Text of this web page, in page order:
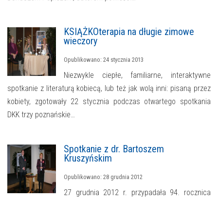
KSIĄŻKOterapia na długie zimowe
wieczory
Opublikowano: 24 stycznia 2013
Niezwykle ciepłe, familiarne, interaktywne
spotkanie z literaturą kobiecą, lub też jak wolą inni: pisaną przez
kobiety, zgotowały 22 stycznia podczas otwartego spotkania
DKK trzy poznańskie…
Spotkanie z dr. Bartoszem
Kruszyńskim
Opublikowano: 28 grudnia 2012
27 grudnia 2012 r. przypadała 94. rocznica